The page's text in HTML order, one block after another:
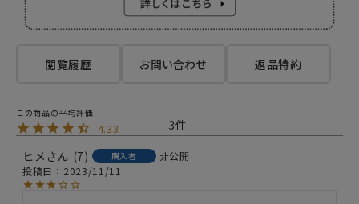
閲覧履歴 お問い合わせ 返品特約
4.33
3
ヒメ
7 購入者
非公開
投稿日
2023/11/11